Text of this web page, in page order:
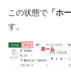
この状態で 「ホ
す。